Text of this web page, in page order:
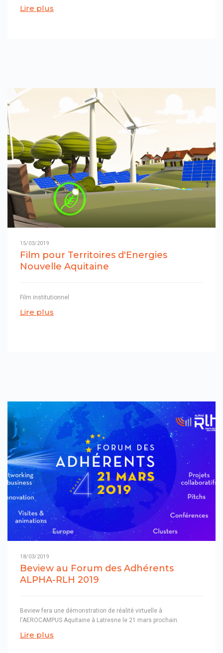
Lire plus
15/03/2019
Film pour Territoires d'Energies
Nouvelle Aquitaine
Film institutionnel
Lire plus
18/03/2019
Beview au Forum des Adhérents
ALPHA-RLH 2019
Beview fera une démonstration de réalité virtuelle à
l'AEROCAMPUS Aquitaine à Latresne le 21 mars prochain.
Lire plus